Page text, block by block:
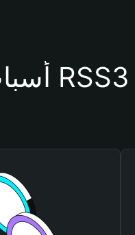
أسباب أهمية استخدام محفظة RSS3